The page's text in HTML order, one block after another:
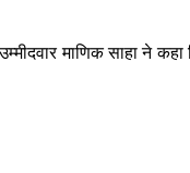
माणिक साहा ने